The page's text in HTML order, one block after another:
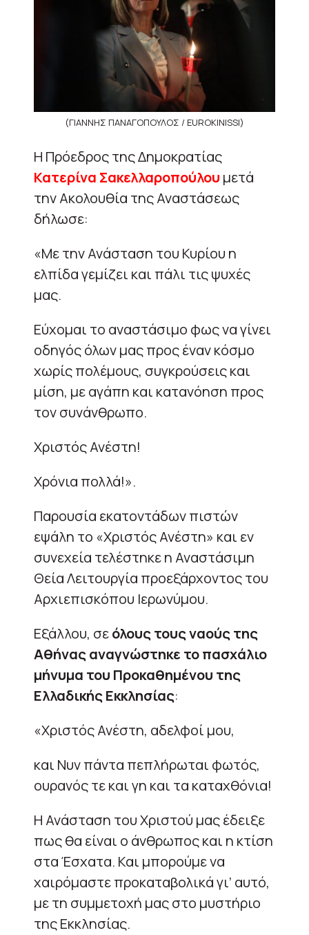
(ΓΙΑΝΝΗΣ ΠΑΝΑΓΟΠΟΥΛΟΣ / EUROKINISSI)
H Πρόεδρος της Δημοκρατίας
Κατερίνα Σακελλαροπούλου μετά
την Ακολουθία της Αναστάσεως
δήλωσε:
«Με την Ανάσταση του Κυρίου η
ελπίδα γεμίζει και πάλι τις ψυχές
μας.
Εύχομαι το αναστάσιμο φως να γίνει
οδηγός όλων μας προς έναν κόσμο
χωρίς πολέμους, συγκρούσεις και
μίση, με αγάπη και κατανόηση προς
τον συνάνθρωπο.
Χριστός Ανέστη!
Χρόνια πολλά!».
Παρουσία εκατοντάδων πιστών
εψάλη το «Χριστός Ανέστη» και εν
συνεχεία τελέστηκε η Αναστάσιμη
Θεία Λειτουργία προεξάρχοντος του
Αρχιεπισκόπου Ιερωνύμου.
Εξάλλου, σεόλους τους ναούς της
Αθήνας αναγνώστηκε το πασχάλιο
μήνυμα του Προκαθημένου της
Ελλαδικής Εκκλησίας:
«Χριστός Ανέστη, αδελφοί μου,
και Νυν πάντα πεπλήρωται φωτός,
ουρανός τε και γη και τα καταχθόνια!
Η Ανάσταση του Χριστού μας έδειξε
πως θα είναι ο άνθρωπος και η κτίση
στα Έσχατα. Και μπορούμε να
χαιρόμαστε προκαταβολικά γι’ αυτό,
με τη συμμετοχή μας στο μυστήριο
της Εκκλησίας.